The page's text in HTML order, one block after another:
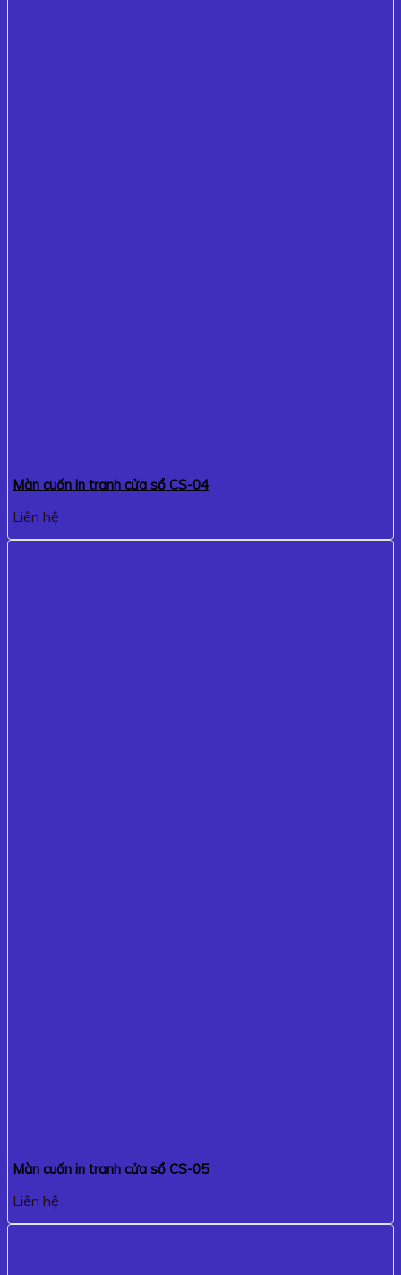
Màn cuốn in tranh cửa sổ CS-04
Liên hệ
Màn cuốn in tranh cửa sổ CS-05
Liên hệ